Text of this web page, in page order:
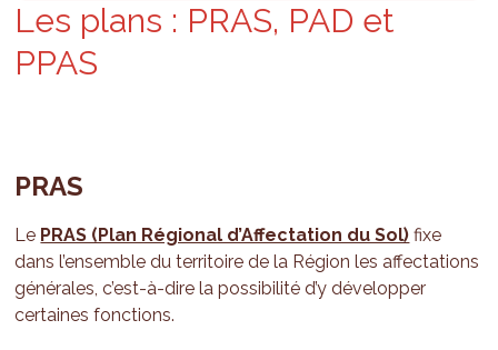
Les plans : PRAS, PAD et
PPAS
PRAS
Le PRAS (Plan Régional d’Affectation du Sol) fixe
dans l’ensemble du territoire de la Région les affectations
générales, c’est-à-dire la possibilité d’y développer
certaines fonctions.